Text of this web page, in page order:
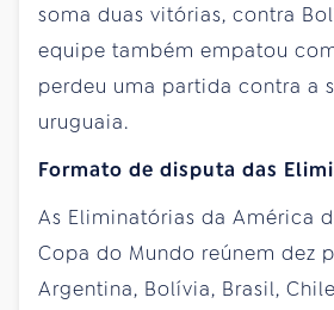
soma duas vitórias, contra
equipe também empatou
perdeu uma partida contra a
uruguaia.
Formato de disputa das
As Eliminatórias da América
Copa do Mundo reúnem dez
Argentina, Bolívia, Brasil,